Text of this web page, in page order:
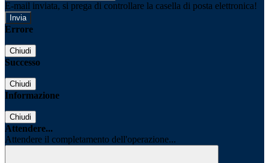
E-mail inviata, si prega di controllare la casella di posta elettronica!
Errore
Chiudi
Successo
Chiudi
Informazione
Chiudi
Attendere...
Attendere il completamento dell'operazione...